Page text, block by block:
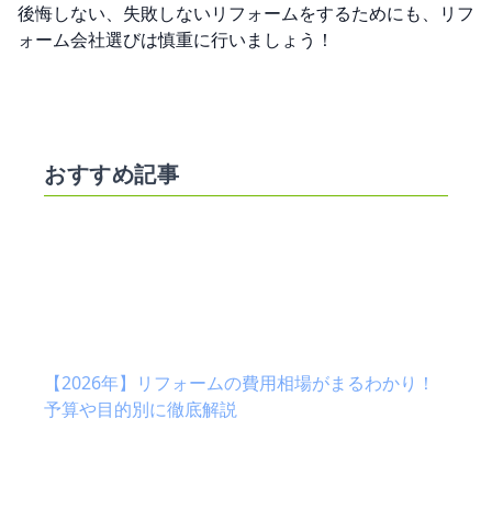
後悔しない、失敗しないリフォームをするためにも、リフ
ォーム会社選びは慎重に行いましょう！
おすすめ記事
【2026年】リフォームの費用相場がまるわかり！
予算や目的別に徹底解説